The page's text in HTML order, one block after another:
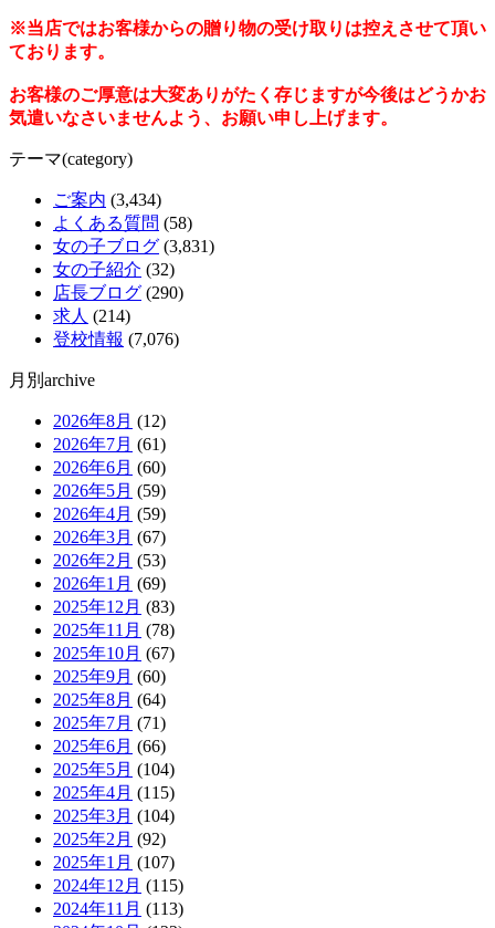
※当店ではお客様からの贈り物の受け取りは控えさせて頂い
ております。
お客様のご厚意は大変ありがたく存じますが今後はどうかお
気遣いなさいませんよう、お願い申し上げます。
テーマ(category)
ご案内 (3,434)
よくある質問 (58)
女の子ブログ (3,831)
女の子紹介 (32)
店長ブログ (290)
求人 (214)
登校情報 (7,076)
月別archive
2026年8月 (12)
2026年7月 (61)
2026年6月 (60)
2026年5月 (59)
2026年4月 (59)
2026年3月 (67)
2026年2月 (53)
2026年1月 (69)
2025年12月 (83)
2025年11月 (78)
2025年10月 (67)
2025年9月 (60)
2025年8月 (64)
2025年7月 (71)
2025年6月 (66)
2025年5月 (104)
2025年4月 (115)
2025年3月 (104)
2025年2月 (92)
2025年1月 (107)
2024年12月 (115)
2024年11月 (113)